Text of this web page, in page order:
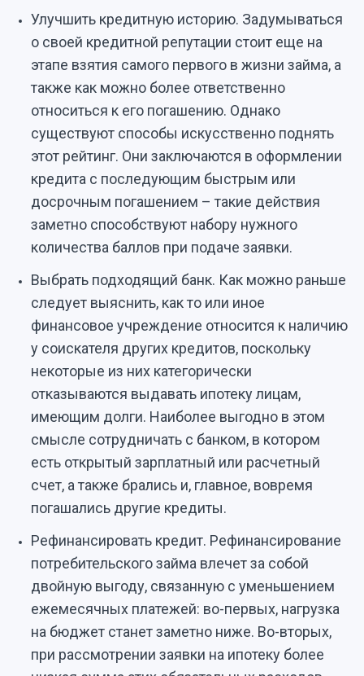
Улучшить кредитную историю. Задумываться
о своей кредитной репутации стоит еще на
этапе взятия самого первого в жизни займа, а
также как можно более ответственно
относиться к его погашению. Однако
существуют способы искусственно поднять
этот рейтинг. Они заключаются в оформлении
кредита с последующим быстрым или
досрочным погашением – такие действия
заметно способствуют набору нужного
количества баллов при подаче заявки.
Выбрать подходящий банк. Как можно раньше
следует выяснить, как то или иное
финансовое учреждение относится к наличию
у соискателя других кредитов, поскольку
некоторые из них категорически
отказываются выдавать ипотеку лицам,
имеющим долги. Наиболее выгодно в этом
смысле сотрудничать с банком, в котором
есть открытый зарплатный или расчетный
счет, а также брались и, главное, вовремя
погашались другие кредиты.
Рефинансировать кредит. Рефинансирование
потребительского займа влечет за собой
двойную выгоду, связанную с уменьшением
ежемесячных платежей: во-первых, нагрузка
на бюджет станет заметно ниже. Во-вторых,
при рассмотрении заявки на ипотеку более